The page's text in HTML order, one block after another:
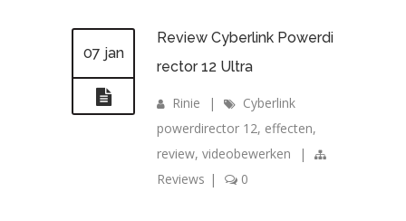
07 jan
Review Cyberlink Powerdi
rector 12 Ultra
Rinie |
Cyberlink
powerdirector 12, effecten,
review, videobewerken
|
Reviews | 0